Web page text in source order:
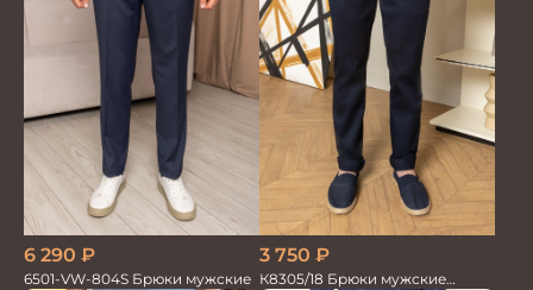
6 290 ₽
6501-VW-804S Брюки мужские
3 750 ₽
К8305/18 Брюки мужские